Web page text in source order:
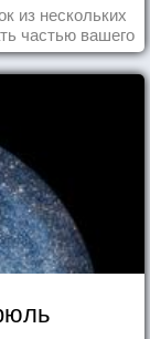
из нескольких
частью вашего